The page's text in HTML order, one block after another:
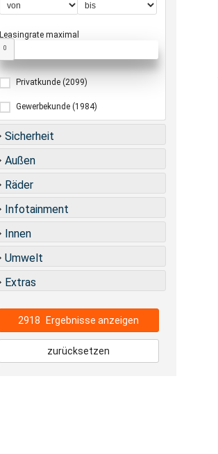
Leasingrate maximal
0
Privatkunde (2099)
Gewerbekunde (1984)
Sicherheit
Außen
Räder
Infotainment
Innen
Umwelt
Extras
2918 Ergebnisse anzeigen
zurücksetzen